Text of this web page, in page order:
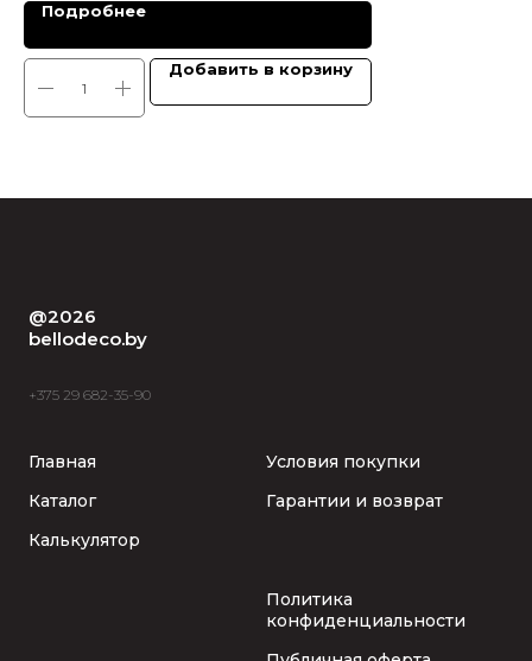
Подробнее
Добавить в корзину
@2026
bellodeco.by
+375 29 682-35-90
Главная
Каталог
Калькулятор
Условия покупки
Гарантии и возврат
Политика
конфиденциальности